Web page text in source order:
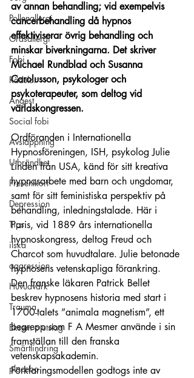
Pollenallergi
Gräsallergi
Fobi
Rädslor
Ångest
Social fobi
Avslappning
Utbrändhet
Presentkort
Depression
Tips
ilska
aggression
Huvudvärk
Trauma
Eksem o utslag
Smärtlindring
placebo
av annan behandling; vid exempelvis
cancerbehandling då hypnos
effektiviserar övrig behandling och
minskar biverkningarna. Det skriver
Michael Rundblad och Susanna
Carolusson, psykologer och
psykoterapeuter, som deltog vid
världskongressen.
Ordföranden i Internationella
Hypnosföreningen, ISH, psykolog Julie
Linden från USA, känd för sitt kreativa
hypnosarbete med barn och ungdomar,
samt för sitt feministiska perspektiv på
behandling, inledningstalade. Här i
Paris, vid 1889 års internationella
hypnoskongress, deltog Freud och
Charcot som huvudtalare. Julie betonade
hypnosens vetenskapliga förankring.
Den franske läkaren Patrick Bellet
beskrev hypnosens historia med start i
1700-talets ”animala magnetism”, ett
begrepp som F A Mesmer använde i sin
framställan till den franska
vetenskapsakademin.
Förklaringsmodellen godtogs inte av